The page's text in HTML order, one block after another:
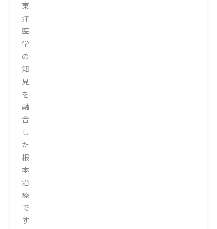
東
洋
医
学
の
知
見
を
融
合
し
た
根
本
治
療
で
す